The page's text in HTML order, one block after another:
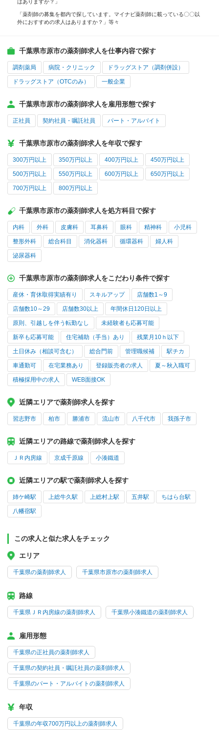
はありますか？」
「薬剤師の募集を都内で探しています。マイナビ薬剤師に載っている〇〇以
外におすすめの求人はありますか？」等々
千葉県市原市の薬剤師求人を仕事内容で探す
調剤薬局 病院・クリニック ドラッグストア（調剤併設）
ドラッグストア（OTCのみ） 一般企業
千葉県市原市の薬剤師求人を雇用形態で探す
正社員 契約社員・嘱託社員 パート・アルバイト
千葉県市原市の薬剤師求人を年収で探す
300万円以上 350万円以上 400万円以上 450万円以上
500万円以上 550万円以上 600万円以上 650万円以上
700万円以上 800万円以上
千葉県市原市の薬剤師求人を処方科目で探す
内科 外科 皮膚科 耳鼻科 眼科 精神科 小児科
整形外科 総合科目 消化器科 循環器科 婦人科
泌尿器科
千葉県市原市の薬剤師求人をこだわり条件で探す
産休・育休取得実績有り スキルアップ 店舗数1～9
店舗数10～29 店舗数30以上 年間休日120日以上
原則、引越しを伴う転勤なし 未経験者も応募可能
新卒も応募可能 住宅補助（手当）あり 残業月10ｈ以下
土日休み（相談可含む） 総合門前 管理職候補 駅チカ
車通勤可 在宅業務あり 登録販売者の求人 夏～秋入職可
積極採用中の求人 WEB面接OK
近隣エリアで薬剤師求人を探す
習志野市 柏市 勝浦市 流山市 八千代市 我孫子市
近隣エリアの路線で薬剤師求人を探す
ＪＲ内房線 京成千原線 小湊鐵道
近隣エリアの駅で薬剤師求人を探す
姉ケ崎駅 上総牛久駅 上総村上駅 五井駅 ちはら台駅
八幡宿駅
この求人と似た求人をチェック
エリア
千葉県の薬剤師求人 千葉県市原市の薬剤師求人
路線
千葉県ＪＲ内房線の薬剤師求人 千葉県小湊鐵道の薬剤師求人
雇用形態
千葉県の正社員の薬剤師求人
千葉県の契約社員・嘱託社員の薬剤師求人
千葉県のパート・アルバイトの薬剤師求人
年収
千葉県の年収700万円以上の薬剤師求人